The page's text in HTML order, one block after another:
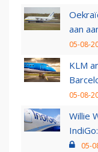
aan
05-08-
KLM
05-08-
Willie
05-